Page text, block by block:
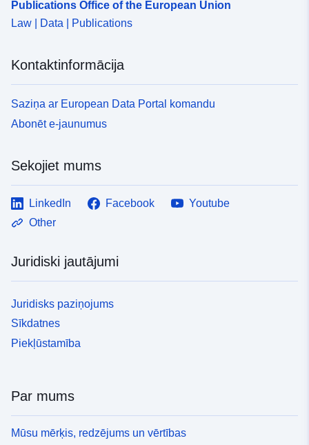
Publications Office of the European Union
Law | Data | Publications
Kontaktinformācija
Saziņa ar European Data Portal komandu
Abonēt e-jaunumus
Sekojiet mums
LinkedIn Facebook
Youtube
Other
Juridiski jautājumi
Juridisks paziņojums
Sīkdatnes
Piekļūstamība
Par mums
Mūsu mērķis, redzējums un vērtības